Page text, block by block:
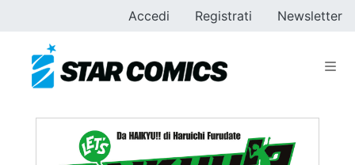
Accedi Registrati Newsletter